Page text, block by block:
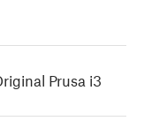
Prusa i3